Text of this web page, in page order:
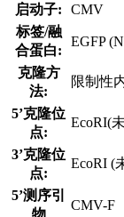
启动子:
CMV
标签/融
合蛋白:
EGFP
克隆方
法:
限制性
5’克隆位
点:
EcoRI(
3’克隆位
点:
EcoRI (
5’测序引
物
CMV-F